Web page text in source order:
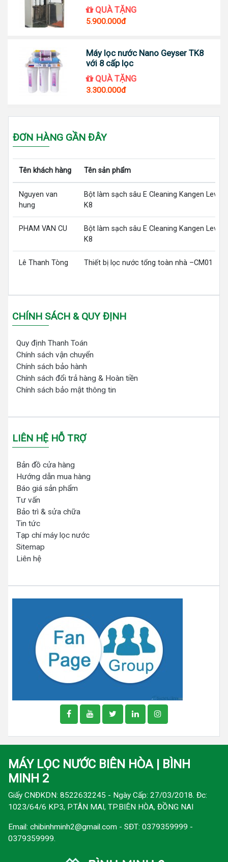
QUÀ TẶNG
5.900.000đ
Máy lọc nước Nano Geyser TK8
với 8 cấp lọc
QUÀ TẶNG
3.300.000đ
ĐƠN HÀNG GẦN ĐÂY
Tên khách hàng Tên sản phẩm
Nguyen van
hung
Bột làm sạch sâu E Cleaning Kangen
K8
PHAM VAN CU
Bột làm sạch sâu E Cleaning Kangen
K8
Lê Thanh Tòng Thiết bị lọc nước tổng toàn nhà –CM01
CHÍNH SÁCH & QUY ĐỊNH
Quy định Thanh Toán
Chính sách vận chuyển
Chính sách bảo hành
Chính sách đổi trả hàng & Hoàn tiền
Chính sách bảo mật thông tin
LIÊN HỆ HỖ TRỢ
Bản đồ cửa hàng
Hướng dẫn mua hàng
Báo giá sản phẩm
Tư vấn
Bảo trì & sửa chữa
Tin tức
Tạp chí máy lọc nước
Sitemap
Liên hệ
MÁY LỌC NƯỚC BIÊN HÒA | BÌNH
MINH 2
Giấy CNĐKDN: 8522632245 - Ngày Cấp: 27/03/2018. Đc:
1023/64/6 KP3, P.TÂN MAI, TP.BIÊN HÒA, ĐỒNG NAI
Email: chibinhminh2@gmail.com - SĐT: 0379359999 -
0379359999.